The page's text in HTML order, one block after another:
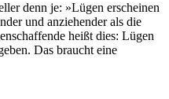
denn je: »Lügen erscheinen
und anziehender als die
heißt dies: Lügen
Das braucht eine